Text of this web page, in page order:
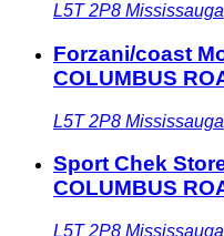
L5T 2P8 Mississauga
Forzani/coast
COLUMBUS
L5T 2P8 Mississauga
Sport Chek
COLUMBUS
L5T 2P8 Mississauga